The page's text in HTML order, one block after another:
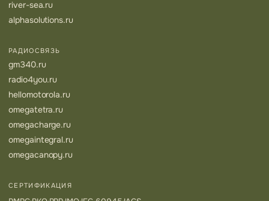
river-sea.ru
alphasolutions.ru
РАДИОСВЯЗЬ
gm340.ru
radio4you.ru
hellomotorola.ru
omegatetra.ru
omegacharge.ru
omegaintegral.ru
omegacanopy.ru
СЕРТИФИКАЦИЯ